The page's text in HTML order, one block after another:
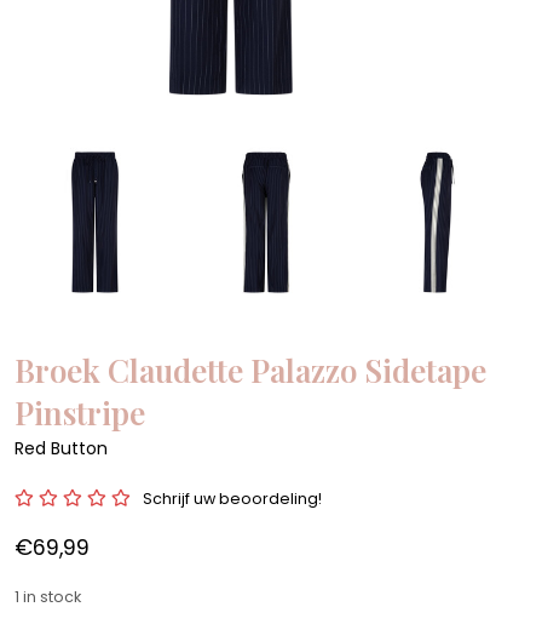
Broek Claudette Palazzo Sidetape
Pinstripe
Red Button
Schrijf uw beoordeling!
€69,99
1 in stock